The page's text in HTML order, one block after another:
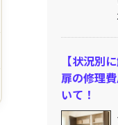
【状況別
扉の修理
いて！